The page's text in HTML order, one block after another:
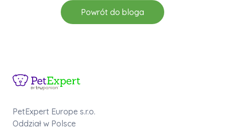
Powrót do bloga
PetExpert Europe s.r.o.
Oddział w Polsce